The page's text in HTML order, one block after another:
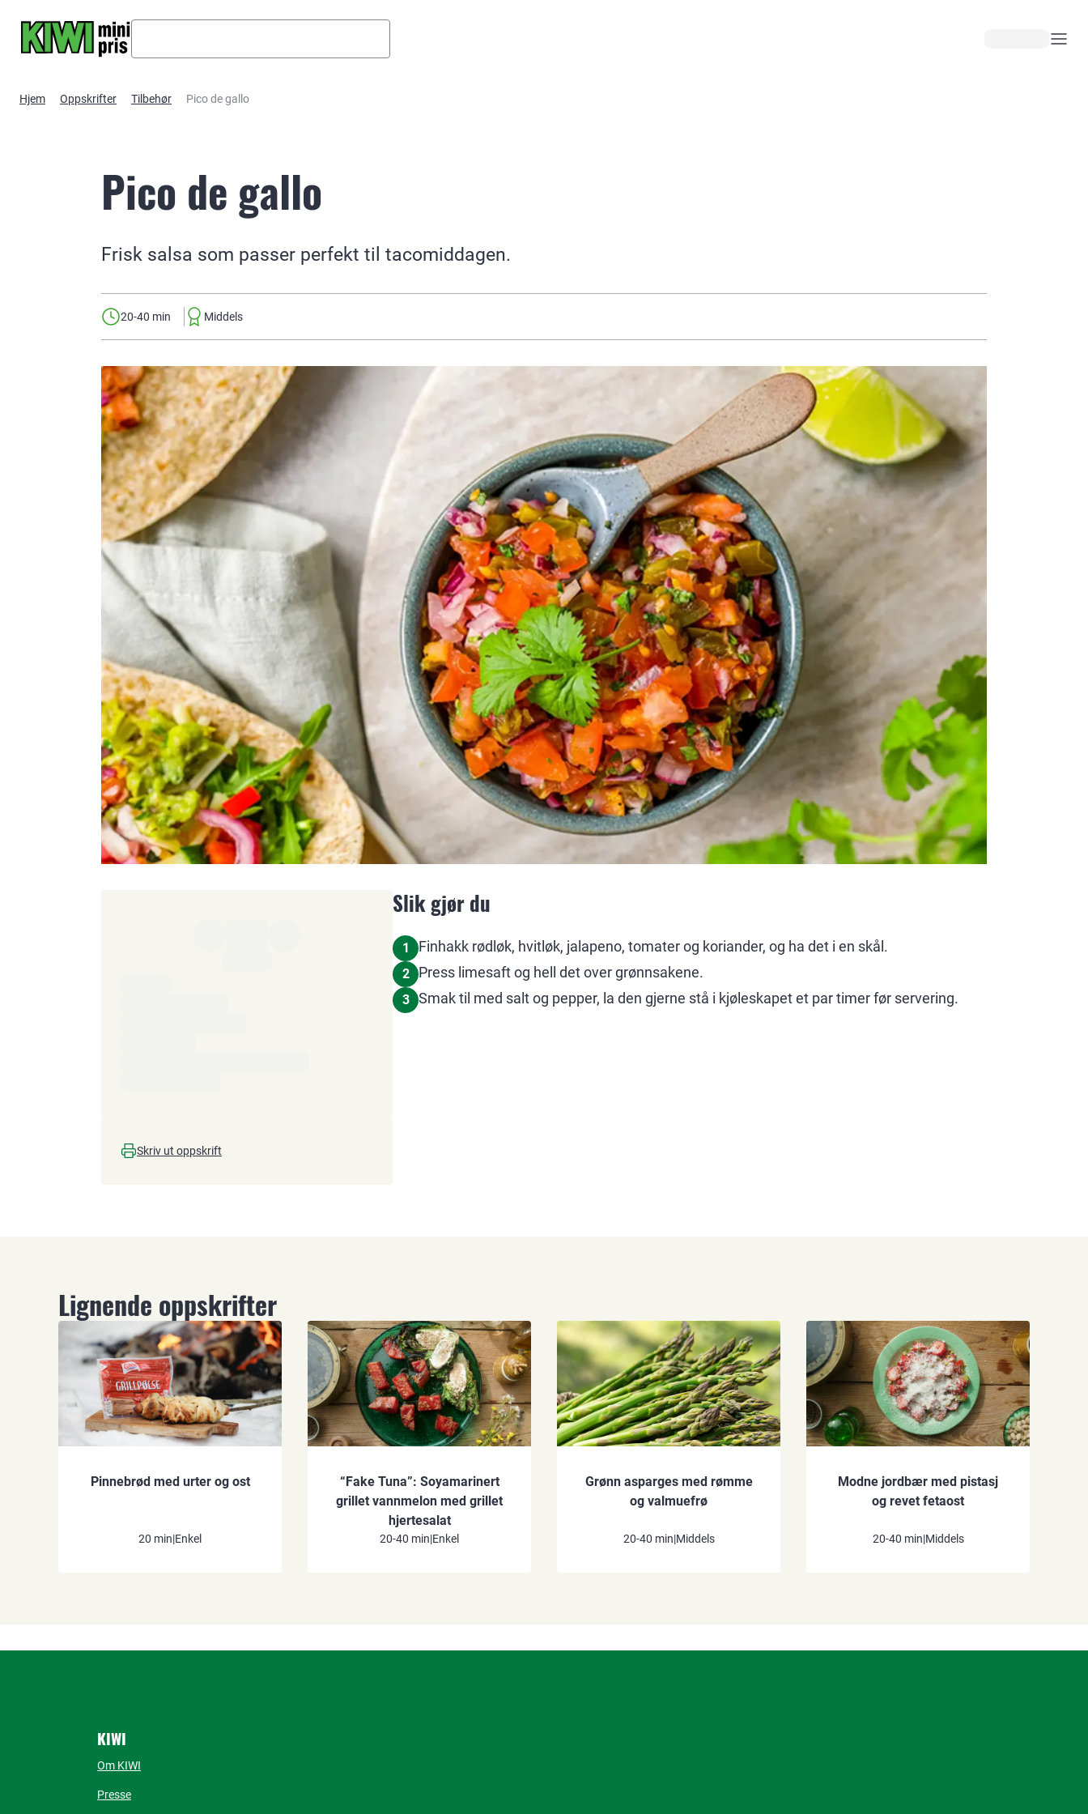
Hjem Oppskrifter Tilbehør Pico de gallo
Pico de gallo
Frisk salsa som passer perfekt til tacomiddagen.
20-40 min Middels
Skriv ut oppskrift
Slik gjør du
1 Finhakk rødløk, hvitløk, jalapeno, tomater og koriander, og ha det i en skål.
2 Press limesaft og hell det over grønnsakene.
3 Smak til med salt og pepper, la den gjerne stå i kjøleskapet et par timer før servering.
Lignende oppskrifter
Pinnebrød med urter og ost
20 min|Enkel
“Fake Tuna”: Soyamarinert
grillet vannmelon med grillet
hjertesalat
20-40 min|Enkel
Grønn asparges med rømme
og valmuefrø
20-40 min|Middels
Modne jordbær med pistasj
og revet fetaost
20-40 min|Middels
KIWI
Om KIWI
Presse